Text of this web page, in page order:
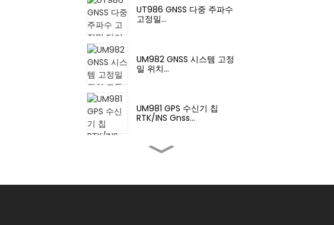
UT986 GNSS 다중 주파수
고정밀...
UM982 GNSS 시스템 고정
밀 위치...
UM981 GPS 수신기 칩
RTK/INS Gnss...